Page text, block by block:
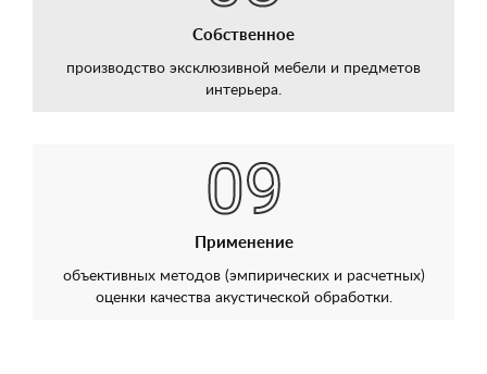
Собственное
производство эксклюзивной мебели и предметов
интерьера.
Применение
объективных методов (эмпирических и расчетных)
оценки качества акустической обработки.